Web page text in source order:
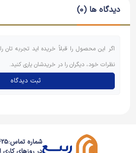
دیدگاه ها (0)
اگر این محصول را قبلاً خریده اید تجربه تان
نظرات خود، دیگران را در خریدشان یاری کنید.
ثبت دیدگاه
شماره تماس: